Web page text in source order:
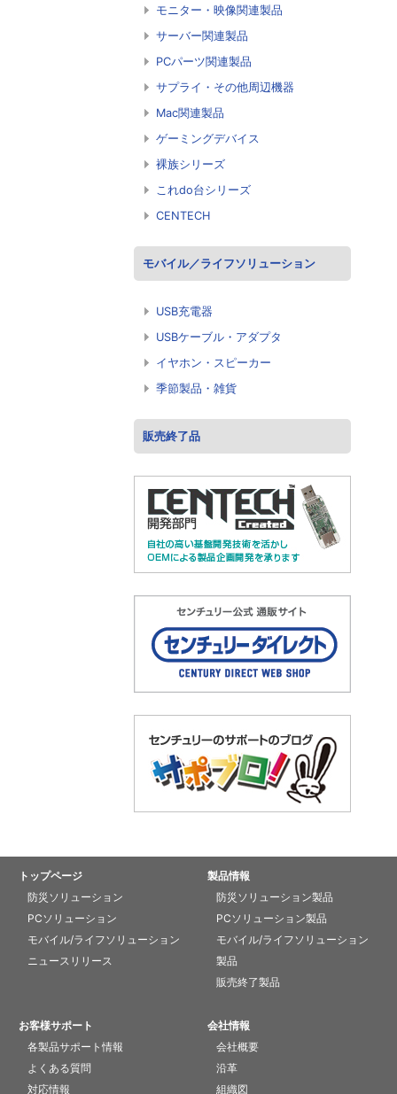
モニター・映像関連製品
サーバー関連製品
PCパーツ関連製品
サプライ・その他周辺機器
Mac関連製品
ゲーミングデバイス
裸族シリーズ
これdo台シリーズ
CENTECH
モバイル／ライフソリューション
USB充電器
USBケーブル・アダプタ
イヤホン・スピーカー
季節製品・雑貨
販売終了品
トップページ
防災ソリューション
PCソリューション
モバイル/ライフソリューション
ニュースリリース
製品情報
防災ソリューション製品
PCソリューション製品
モバイル/ライフソリューション
製品
販売終了製品
お客様サポート
各製品サポート情報
よくある質問
対応情報
会社情報
会社概要
沿革
組織図